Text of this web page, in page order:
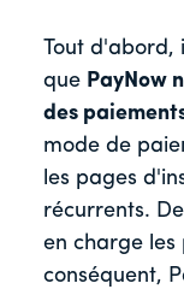
Tout d'abord,
que PayNow
des
mode de
les pages
récurrents.
en charge
conséquent,